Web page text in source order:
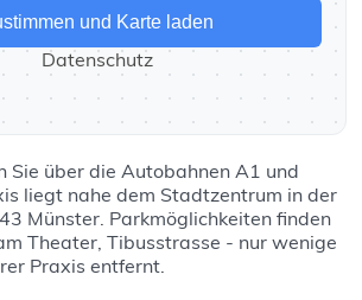
und Karte laden
Datenschutz
Sie über die Autobahnen A1 und
liegt nahe dem Stadtzentrum in der
Münster. Parkmöglichkeiten finden
Theater, Tibusstrasse - nur wenige
Praxis entfernt.